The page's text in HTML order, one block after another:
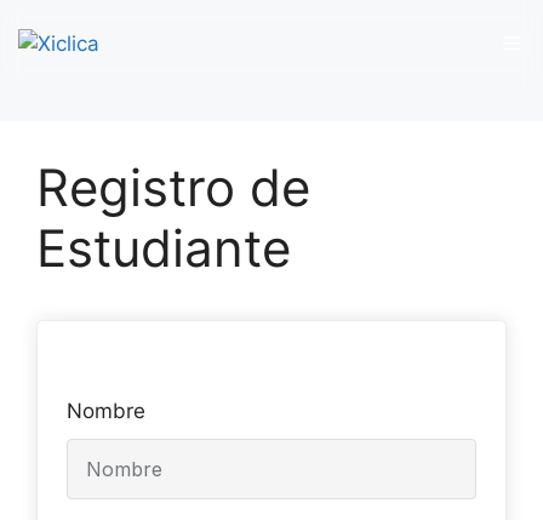
contenidoRegistro de
Estudiante
Nombre